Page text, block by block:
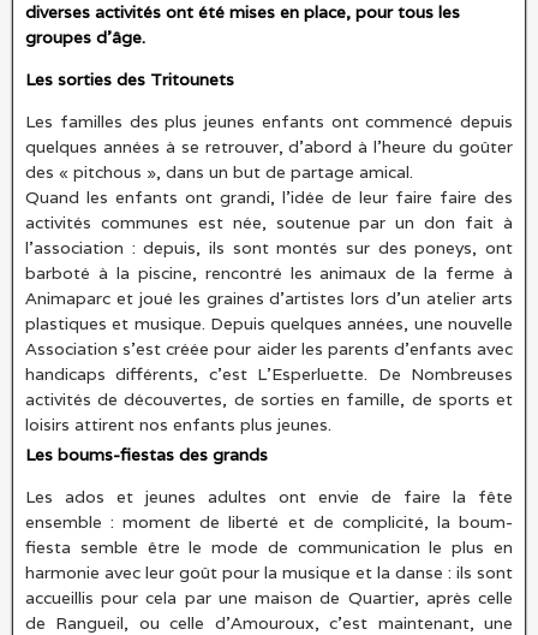
diverses activités ont été mises en place, pour tous les
groupes d’âge.
Les sorties des Tritounets
Les familles des plus jeunes enfants ont commencé depuis
quelques années à se retrouver, d’abord à l’heure du goûter
des « pitchous », dans un but de partage amical.
Quand les enfants ont grandi, l’idée de leur faire faire des
activités communes est née, soutenue par un don fait à
l’association : depuis, ils sont montés sur des poneys, ont
barboté à la piscine, rencontré les animaux de la ferme à
Animaparc et joué les graines d’artistes lors d’un atelier arts
plastiques et musique. Depuis quelques années, une nouvelle
Association s’est créée pour aider les parents d’enfants avec
handicaps différents, c’est L’Esperluette. De Nombreuses
activités de découvertes, de sorties en famille, de sports et
loisirs attirent nos enfants plus jeunes.
Les boums-fiestas des grands
Les ados et jeunes adultes ont envie de faire la fête
ensemble : moment de liberté et de complicité, la boum-
fiesta semble être le mode de communication le plus en
harmonie avec leur goût pour la musique et la danse : ils sont
accueillis pour cela par une maison de Quartier, après celle
de Rangueil, ou celle d’Amouroux, c’est maintenant, une